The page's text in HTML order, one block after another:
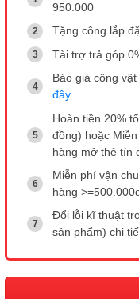
950.000
Tặng công lắp
Tài trợ trả góp
Báo giá công
đây.
Hoàn tiền 20%
đồng) hoặc
hàng mở thẻ tín
Miễn phí vận
hàng
Đổi lỗi kĩ thuật
sản phẩm) chi